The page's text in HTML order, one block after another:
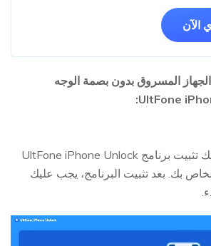
الآن
المسروق بدون بصمة الوجه
يجب عليك تثبيت برنامج UltFone iPhone Unlock
بك. بعد تثبيت البرنامج، يجب عليك